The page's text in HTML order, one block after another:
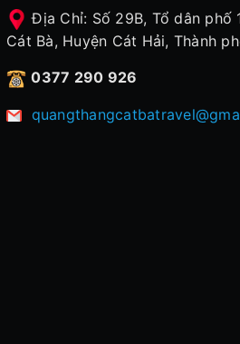
Địa Chỉ: Số 29B, Tổ dân phố
Cát Bà, Huyện Cát Hải, Thành
0377 290 926